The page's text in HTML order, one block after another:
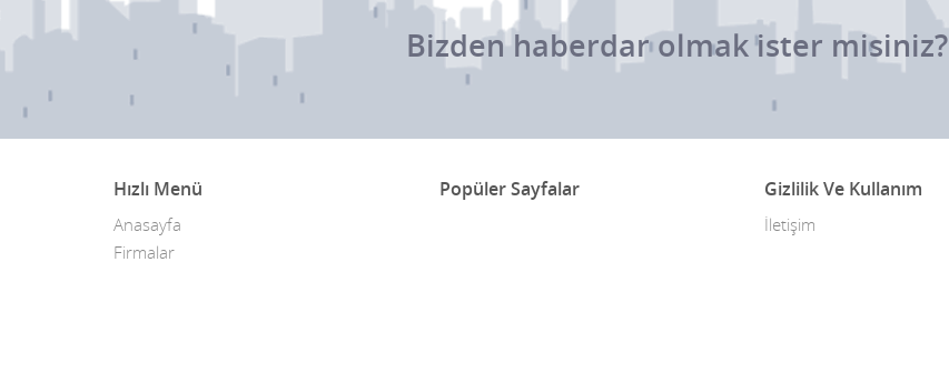
Bizden haberdar olmak ister misiniz?
Hızlı Menü
Anasayfa
Firmalar
Popüler Sayfalar Gizlilik Ve Kullanım
İletişim